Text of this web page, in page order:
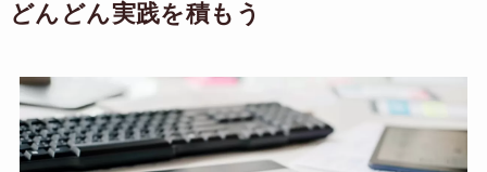
どんどん実践を積もう